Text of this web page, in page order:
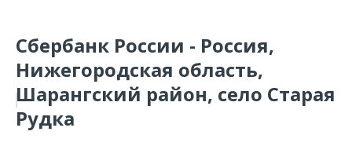
Сбербанк России - Россия,
Нижегородская область,
Шарангский район, село Старая
Рудка